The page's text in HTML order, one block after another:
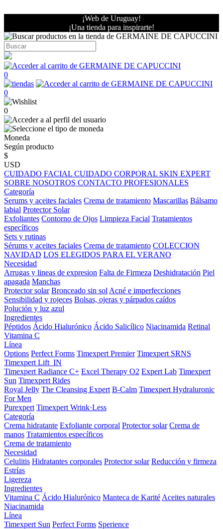
¡Web de Uruguay!
¡Una tienda para inspirarte!
0
0
0
Moneda
Según producto
$
USD
CUIDADO FACIAL CUIDADO CORPORAL SKIN EXPERT
SOBRE NOSOTROS CONTACTO PROFESIONALES
Categoría
Serums y aceites faciales Crema de tratamiento Mascarillas Bálsamo
labial Protector Solar
Exfoliantes Contorno de Ojos Limpieza Facial Tratamientos
específicos
Sets y rutinas
Sérums y aceites faciales Crema de tratamiento COLECCION
NAVIDAD LOS ELEGIDOS PARA EL VERANO
Necesidad
Arrugas y lineas de expresion Falta de Firmeza Deshidratación Piel
apagada Manchas
Protector solar Bronceado sin sol Acné e imperfecciones
Sensibilidad y rojeces Bolsas, ojeras y párpados caídos
Polución y luz azul
Ingredientes
Péptidos Ácido Hialurónico Ácido Salicílico Niacinamida Retinal
Vitamina C
Línea
Options Perfect Forms Timexpert Premier Timexpert SRNS
Timexpert Lift_IN
Timexpert Radiance C+ Excel Therapy O2 Expert Lab Timexpert
Sun Timexpert Rides
Royal Jelly The Cleansing Expert B-Calm Timexpert Hydraluronic
For Men
Purexpert Timexpert Wrink·Less
Categoría
Crema hidratante Exfoliante corporal Protector solar Crema de
manos Tratamientos específicos
Crema de tratamiento
Necesidad
Celulitis Hidratantes corporales Protector solar Reducción y firmeza
Estrías
Ligereza
Ingredientes
Vitamina C Ácido Hialurónico Manteca de Karité Aceites naturales
Niacinamida
Línea
Timexpert Sun Perfect Forms Sperience